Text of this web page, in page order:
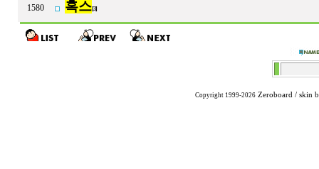
1580 혹스[3]
Copyright 1999-2026 Zeroboard / skin